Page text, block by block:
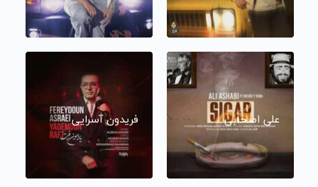
علی اصحابی فریدون آسرایی